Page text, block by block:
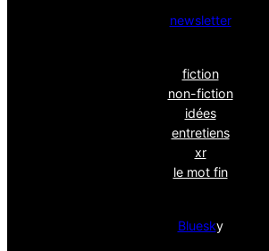
newsletter
fiction
non-fiction
idées
entretiens
xr
le mot fin
Bluesky